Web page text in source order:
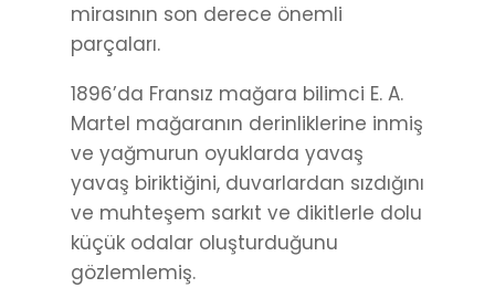
mirasının son derece önemli
parçaları.
1896’da Fransız mağara bilimci E. A.
Martel mağaranın derinliklerine inmiş
ve yağmurun oyuklarda yavaş
yavaş biriktiğini, duvarlardan sızdığını
ve muhteşem sarkıt ve dikitlerle dolu
küçük odalar oluşturduğunu
gözlemlemiş.